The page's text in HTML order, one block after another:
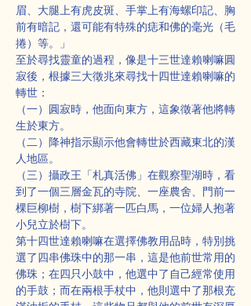
眉、大腿上有虎皮斑、手掌上有海螺印記、胸
前有暗記，還可能有特殊的痣和佛的毫光（毛
捲）等。」
至於尋找靈童的過程，像是十三世達賴喇嘛圓
寂後，根據三大徵兆來尋找十四世達賴喇嘛的
轉世：
（一）圓寂時，他面向東方，這象徵著他將轉
生於東方。
（二）降神指示顯示他會轉世於西藏東北的漢
人地區。
（三）攝政王「札真活佛」在觀察聖湖時，看
到了一個三層金瓦的寺院、一座農舍、門前一
棵巨柳樹，樹下綁著一匹白馬，一位婦人抱著
小兒立於樹下。
第十四世達賴喇嘛在選擇佛教用品時，特別挑
選了四串佛珠中的那一串，這是他前世常用的
佛珠；在四只小鼓中，他選中了自己經常使用
的手鼓；而在兩根手杖中，他則選中了那根充